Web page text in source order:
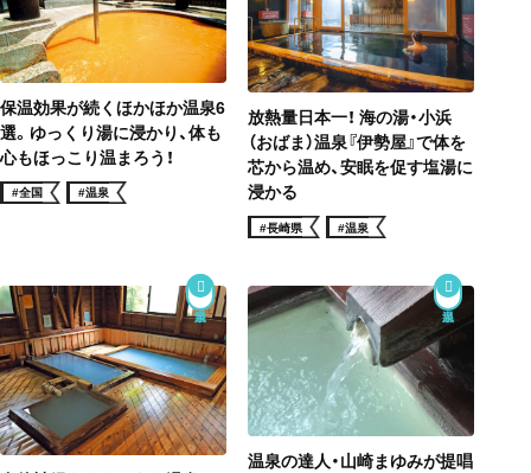
保温効果が続くほかほか温泉6
選。ゆっくり湯に浸かり、体も
心もほっこり温まろう！
#全国 #温泉
放熱量日本一！ 海の湯・小浜
（おばま）温泉『伊勢屋』で体を
芯から温め、安眠を促す塩湯に
浸かる
#長崎県 #温泉
温泉の達人・山崎まゆみが提唱